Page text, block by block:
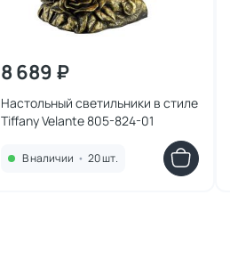
8 689 ₽
Настольный светильники в стиле
Tiffany Velante 805-824-01
В наличии • 20 шт.